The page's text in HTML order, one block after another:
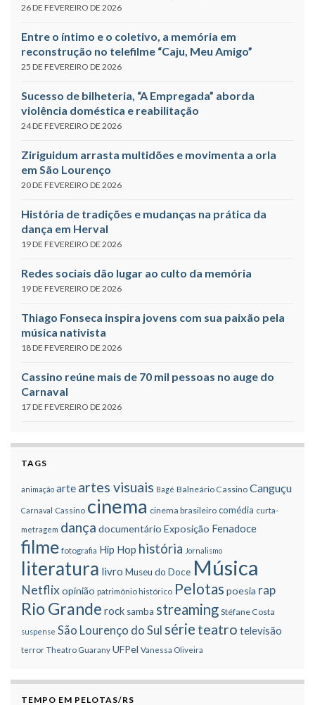
26 DE FEVEREIRO DE 2026
Entre o íntimo e o coletivo, a memória em
reconstrução no telefilme “Caju, Meu Amigo”
25 DE FEVEREIRO DE 2026
Sucesso de bilheteria, “A Empregada” aborda
violência doméstica e reabilitação
24 DE FEVEREIRO DE 2026
Ziriguidum arrasta multidões e movimenta a orla
em São Lourenço
20 DE FEVEREIRO DE 2026
História de tradições e mudanças na prática da
dança em Herval
19 DE FEVEREIRO DE 2026
Redes sociais dão lugar ao culto da memória
19 DE FEVEREIRO DE 2026
Thiago Fonseca inspira jovens com sua paixão pela
música nativista
18 DE FEVEREIRO DE 2026
Cassino reúne mais de 70 mil pessoas no auge do
Carnaval
17 DE FEVEREIRO DE 2026
TAGS
animação arte artes visuais Bagé Balneário Cassino Canguçu
Carnaval Cassino cinema cinema brasileiro comédia curta-
metragem dança documentário Exposição Fenadoce
filme fotografia Hip Hop história Jornalismo
literatura livro Museu do Doce Música
Netflixopinião patrimônio histórico Pelotas poesia rap
Rio Grande rock samba streaming Stéfane Costa
suspense São Lourenço do Sul série teatro televisão
terror Theatro Guarany UFPel Vanessa Oliveira
TEMPO EM PELOTAS/RS